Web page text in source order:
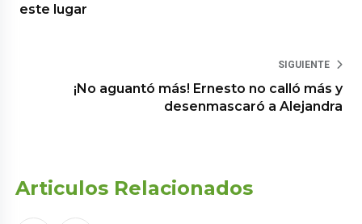
este lugar
SIGUIENTE
¡No aguantó más! Ernesto no calló más y
desenmascaró a Alejandra
Articulos Relacionados